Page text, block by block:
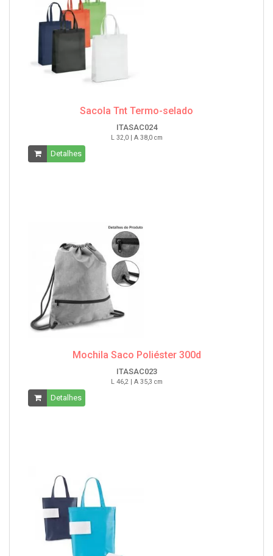
Sacola Tnt Termo-selado
ITASAC024
L 32,0 | A 38,0 cm
Detalhes
Mochila Saco Poliéster 300d
ITASAC023
L 46,2 | A 35,3 cm
Detalhes